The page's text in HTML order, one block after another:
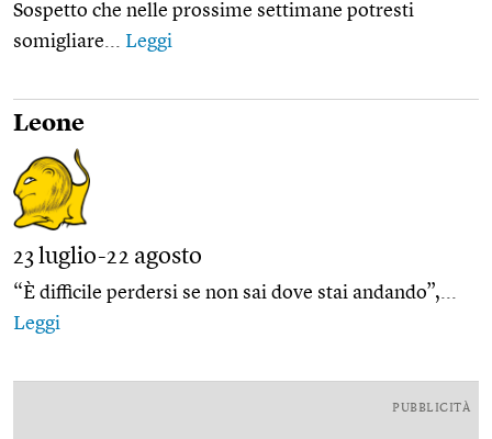
Sospetto che nelle prossime settimane potresti
somigliare... Leggi
Leone
23 luglio-22 agosto
“È difficile perdersi se non sai dove stai andando”,...
Leggi
PUBBLICITÀ